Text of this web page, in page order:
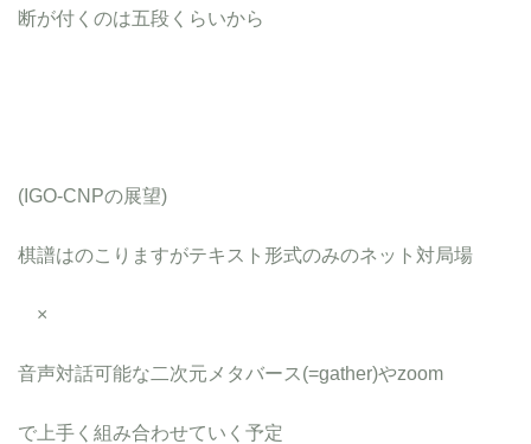
断が付くのは五段くらいから
(IGO-CNPの展望)
棋譜はのこりますがテキスト形式のみのネット対局場
×
音声対話可能な二次元メタバース(=gather)やzoom
で上手く組み合わせていく予定